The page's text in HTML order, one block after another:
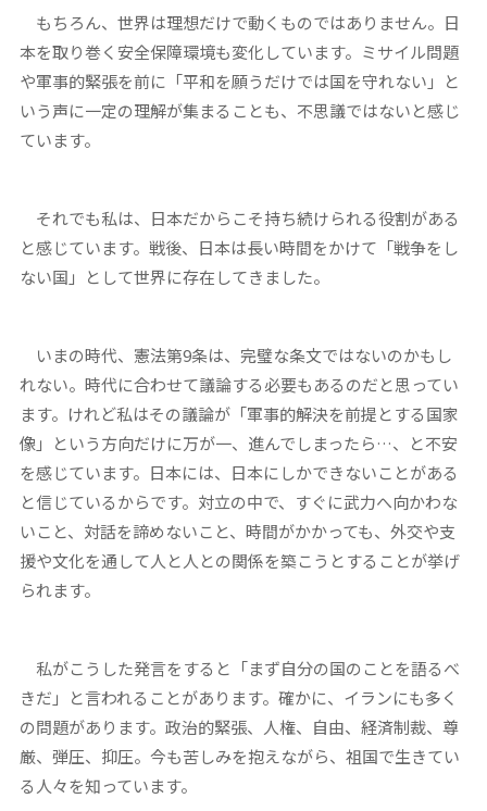
もちろん、世界は理想だけで動くものではありません。日
本を取り巻く安全保障環境も変化しています。ミサイル問題
や軍事的緊張を前に「平和を願うだけでは国を守れない」と
いう声に一定の理解が集まることも、不思議ではないと感じ
ています。
それでも私は、日本だからこそ持ち続けられる役割がある
と感じています。戦後、日本は長い時間をかけて「戦争をし
ない国」として世界に存在してきました。
いまの時代、憲法第9条は、完璧な条文ではないのかもし
れない。時代に合わせて議論する必要もあるのだと思ってい
ます。けれど私はその議論が「軍事的解決を前提とする国家
像」という方向だけに万が一、進んでしまったら…、と不安
を感じています。日本には、日本にしかできないことがある
と信じているからです。対立の中で、すぐに武力へ向かわな
いこと、対話を諦めないこと、時間がかかっても、外交や支
援や文化を通して人と人との関係を築こうとすることが挙げ
られます。
私がこうした発言をすると「まず自分の国のことを語るべ
きだ」と言われることがあります。確かに、イランにも多く
の問題があります。政治的緊張、人権、自由、経済制裁、尊
厳、弾圧、抑圧。今も苦しみを抱えながら、祖国で生きてい
る人々を知っています。